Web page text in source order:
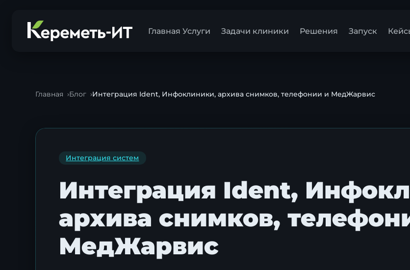
Главная Услуги Задачи клиники Решения Запуск
Главная Блог Интеграция Ident, Инфоклиники, архива снимков, телефонии и МедЖарвис
Интеграция систем
Интеграция Ident,
архива снимков,
МедЖарвис